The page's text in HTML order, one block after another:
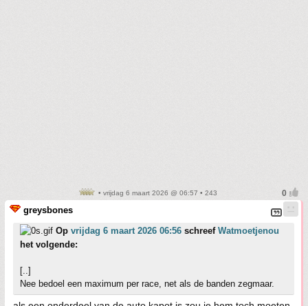
• vrijdag 6 maart 2026 @ 06:57 • 243
greysbones
Op vrijdag 6 maart 2026 06:56 schreef Watmoetjenou
het volgende:
[..]
Nee bedoel een maximum per race, net als de banden zegmaar.